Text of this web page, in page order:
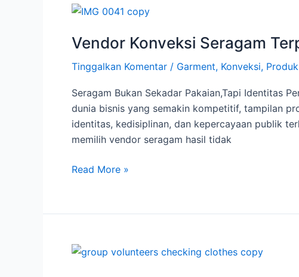
Vendor Konveksi Seragam
Tinggalkan Komentar / Garment, Konveksi, Produk
Seragam Bukan Sekadar Pakaian,Tapi Identitas
dunia bisnis yang semakin kompetitif, tampilan
identitas, kedisiplinan, dan kepercayaan publik
memilih vendor seragam hasil tidak
Vendor
Seragam
untuk
Kebutuhan
Bisnis
Anda
Read More »
Jaya